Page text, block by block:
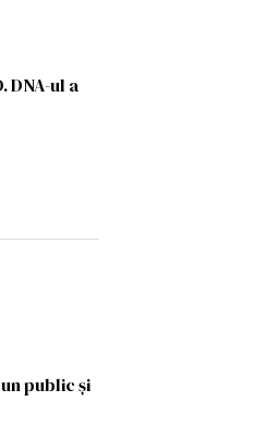
DNA-ul a
public și